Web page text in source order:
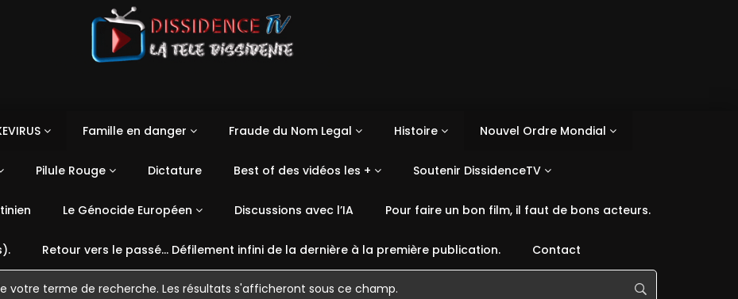
Famille en danger Fraude du Nom Legal Histoire Nouvel Ordre Mondial
Pilule Rouge Dictature Best of des vidéos les + Soutenir DissidenceTV
Le Génocide Européen Discussions avec l’IA Pour faire un bon film, il faut de bons acteurs.
Retour vers le passé… Défilement infini de la dernière à la première publication. Contact